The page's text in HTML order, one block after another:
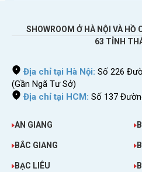
SHOWROOM Ở HÀ NỘI VÀ HỒ
63 TỈNH
Địa chỉ tại Hà Nội: Số 226
(Gần Ngã Tư Sở)
Địa chỉ tại HCM: Số 137
AN GIANG
BẮC GIANG
BẠC LIÊU